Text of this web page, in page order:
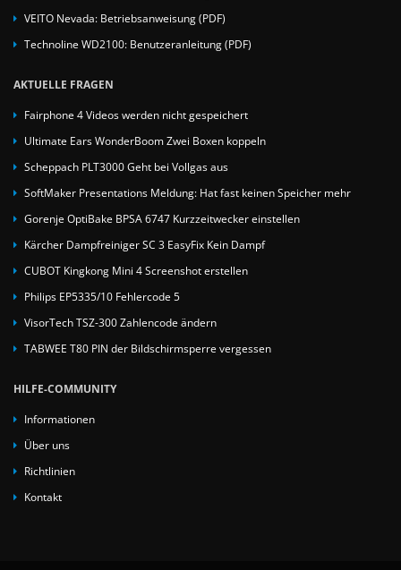
VEITO Nevada: Betriebsanweisung (PDF)
Technoline WD2100: Benutzeranleitung (PDF)
AKTUELLE FRAGEN
Fairphone 4 Videos werden nicht gespeichert
Ultimate Ears WonderBoom Zwei Boxen koppeln
Scheppach PLT3000 Geht bei Vollgas aus
SoftMaker Presentations Meldung: Hat fast keinen Speicher mehr
Gorenje OptiBake BPSA 6747 Kurzzeitwecker einstellen
Kärcher Dampfreiniger SC 3 EasyFix Kein Dampf
CUBOT Kingkong Mini 4 Screenshot erstellen
Philips EP5335/10 Fehlercode 5
VisorTech TSZ-300 Zahlencode ändern
TABWEE T80 PIN der Bildschirmsperre vergessen
HILFE-COMMUNITY
Informationen
Über uns
Richtlinien
Kontakt